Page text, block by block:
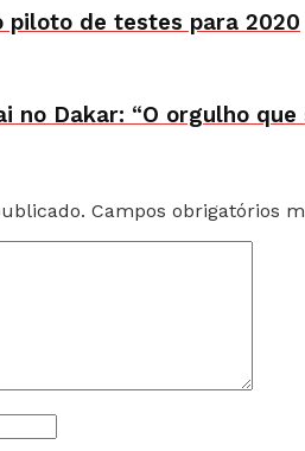
piloto de testes para 2020
no Dakar: “O orgulho
Campos obrigatórios